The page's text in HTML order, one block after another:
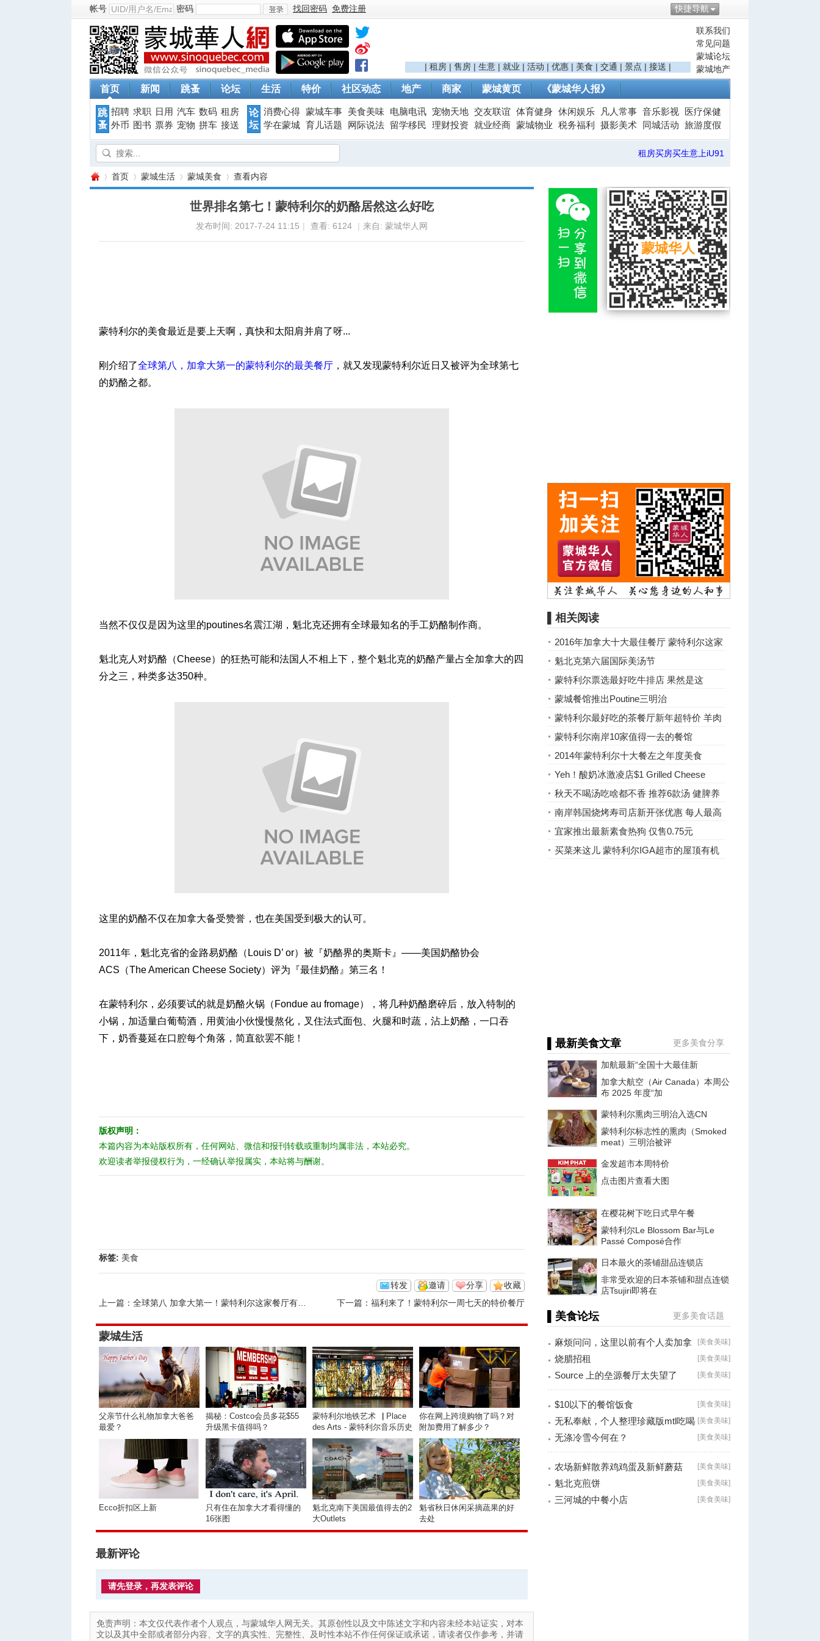
快捷导航
帐号 密码
登
录
找回密码 免费注册
联系我们
常见问题
蒙城论坛
蒙城地产
| 租房 | 售房 | 生意 | 就业 | 活动 | 优惠 | 美食 | 交通 | 景点 | 接送 |
首页 新闻 跳蚤 论坛 生活 特价 社区动态 地产 商家 蒙城黄页 《蒙城华人报》
跳
蚤
招聘 求职 日用 汽车 数码 租房
外币
图书 票券 宠物 拼车 接送
论
坛
消费心得 蒙城车事 美食美味 电脑电讯 宠物天地 交友联谊 体育健身 休闲娱乐 凡人常事 音乐影视
医疗保健
学在蒙城 育儿话题 网际说法 留学移民 理财投资 就业经商 蒙城物业 税务福利 摄影美术 同城活动 旅游度假
租房买房买生意上iU91
首页 蒙城生活 蒙城美食
›
查看内容
世界排名第七！蒙特利尔的奶酪居然这么好吃
发布时间: 2017-7-24 11:15 | 查看: 6124 | 来自: 蒙城华人网
蒙特利尔的美食最近是要上天啊，真快和太阳肩并肩了呀...
刚介绍了全球第八，加拿大第一的蒙特利尔的最美餐厅 ，就又发现蒙特利尔近日又被评为全球第七
的奶酪之都。
当然不仅仅是因为这里的poutines名震江湖，魁北克还拥有全球最知名的手工奶酪制作商。
魁北克人对奶酪（Cheese）的狂热可能和法国人不相上下，整个魁北克的奶酪产量占全加拿大的四
分之三，种类多达350种。
这里的奶酪不仅在加拿大备受赞誉，也在美国受到极大的认可。
2011年，魁北克省的金路易奶酪（Louis D’ or）被『奶酪界的奥斯卡』——美国奶酪协会
ACS（The American Cheese Society）评为『最佳奶酪』第三名！
在蒙特利尔，必须要试的就是奶酪火锅（Fondue au fromage），将几种奶酪磨碎后，放入特制的
小锅，加适量白葡萄酒，用黄油小伙慢慢熬化，叉住法式面包、火腿和时蔬，沾上奶酪，一口吞
下，奶香蔓延在口腔每个角落，简直欲罢不能！
版权声明：
本篇内容为本站版权所有，任何网站、微信和报刊转载或重制均属非法，本站必究。
欢迎读者举报侵权行为，一经确认举报属实，本站将与酬谢。
标签: 美食
收藏
分享
邀请
转发
上一篇： 全球第八 加拿大第一！蒙特利尔这家餐厅有多美 下一篇： 福利来了！蒙特利尔一周七天的特价餐厅
蒙城生活
父亲节什么礼物加拿大爸爸
最爱？
揭秘：Costco会员多花$55
升级黑卡值得吗？
蒙特利尔地铁艺术▕ Place
des Arts - 蒙特利尔音乐历史
你在网上跨境购物了吗？对
附加费用了解多少？
Ecco折扣区上新
只有住在加拿大才看得懂的
16张图
魁北克南下美国最值得去的2
大Outlets
魁省秋日休闲采摘蔬果的好
去处
最新评论
请先登录，再发表评论
免责声明：本文仅代表作者个人观点，与蒙城华人网无关。其原创性以及文中陈述文字和内容未经本站证实，对本
文以及其中全部或者部分内容、文字的真实性、完整性、及时性本站不作任何保证或承诺，请读者仅作参考，并请
▌相关阅读
2016年加拿大十大最佳餐厅 蒙特利尔这家
再次称霸
魁北克第六届国际美汤节
蒙特利尔票选最好吃牛排店 果然是这
家！！！
蒙城餐馆推出Poutine三明治
蒙特利尔最好吃的茶餐厅新年超特价 羊肉
串只要一元！
蒙特利尔南岸10家值得一去的餐馆
2014年蒙特利尔十大餐左之年度美食
Europea
Yeh！酸奶冰激凌店$1 Grilled Cheese
秋天不喝汤吃啥都不香 推荐6款汤 健脾养
胃
南岸韩国烧烤寿司店新开张优惠 每人最高
省3元
宜家推出最新素食热狗 仅售0.75元
买菜来这儿 蒙特利尔IGA超市的屋顶有机
▌最新美食文章 更多美食分享
加航最新“全国十大最佳新
加拿大航空（Air Canada）本周公
布 2025 年度“加
蒙特利尔熏肉三明治入选CN
蒙特利尔标志性的熏肉（Smoked
meat）三明治被评
金发超市本周特价
点击图片查看大图
在樱花树下吃日式早午餐
蒙特利尔Le Blossom Bar与Le
Passé Composé合作
日本最火的茶铺甜品连锁店
非常受欢迎的日本茶铺和甜点连锁
店Tsujiri即将在
▌美食论坛 更多美食话题
[美食美味]
麻烦问问，这里以前有个人卖加拿
大海参的。
[美食美味]
烧腊招租
[美食美味]
Source 上的垒源餐厅太失望了
[美食美味]
$10以下的餐馆饭食
[美食美味]
无私奉献，个人整理珍藏版mtl吃喝
小全（高
[美食美味]
无涤冷雪今何在？
[美食美味]
农场新鲜散养鸡鸡蛋及新鲜蘑菇
[美食美味]
魁北克煎饼
[美食美味]
三河城的中餐小店